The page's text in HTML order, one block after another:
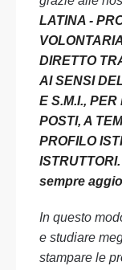
LATINA -
DIRETTO
AI SENSI
E S.M.I.,
POSTI, A
PROFILO
sempre
In questo
e studiare
stampare le